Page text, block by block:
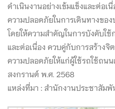
ดำเนินงานอย่างเข้มแข็งและต่อเ
ความปลอดภัยในการเดินทางขอ
โดยให้ความสำคัญในการบังคับใช้
และต่อเนื่อง ควบคู่กับการสร้าง
ความปลอดภัยให้แก่ผู้ใช้รถใช้ถน
สงกรานต์ พ.ศ. 2568
แหล่งที่มา : สำนักงานประชาสัม